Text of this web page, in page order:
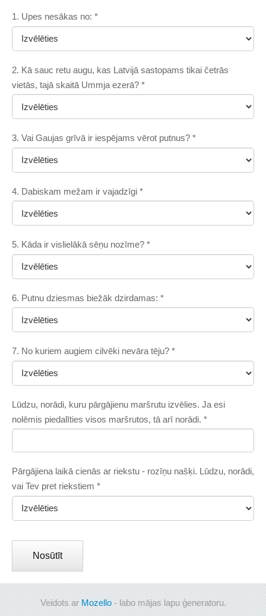
1. Upes nesākas no: *
2. Kā sauc retu augu, kas Latvijā sastopams tikai četrās
vietās, tajā skaitā Ummja ezerā? *
3. Vai Gaujas grīvā ir iespējams vērot putnus? *
4. Dabiskam mežam ir vajadzīgi *
5. Kāda ir vislielākā sēņu nozīme? *
6. Putnu dziesmas biežāk dzirdamas: *
7. No kuriem augiem cilvēki nevāra tēju? *
Lūdzu, norādi, kuru pārgājienu maršrutu izvēlies. Ja esi
nolēmis piedalīties visos maršrutos, tā arī norādi. *
Pārgājiena laikā cienās ar riekstu - rozīņu našķi. Lūdzu, norādi,
vai Tev pret riekstiem *
Veidots ar Mozello- labo mājas lapu ģeneratoru.